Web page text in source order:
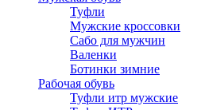
Туфли
Мужские кроссовки
Сабо для мужчин
Валенки
Ботинки зимние
Рабочая обувь
Туфли итр мужские